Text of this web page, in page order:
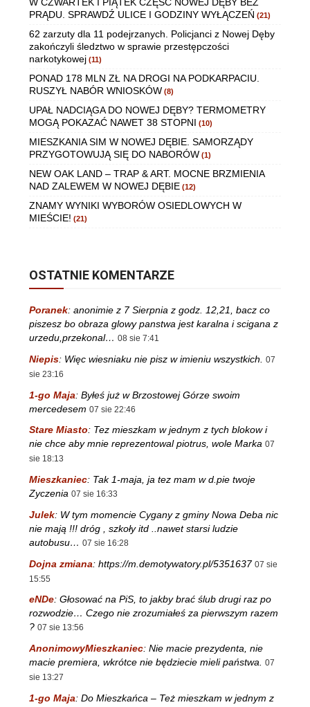
PRĄDU. SPRAWDŹ ULICE I GODZINY WYŁĄCZEŃ (21)
62 zarzuty dla 11 podejrzanych. Policjanci z Nowej Dęby
zakończyli śledztwo w sprawie przestępczości
narkotykowej (11)
PONAD 178 MLN ZŁ NA DROGI NA PODKARPACIU.
RUSZYŁ NABÓR WNIOSKÓW (8)
UPAŁ NADCIĄGA DO NOWEJ DĘBY? TERMOMETRY
MOGĄ POKAZAĆ NAWET 38 STOPNI (10)
MIESZKANIA SIM W NOWEJ DĘBIE. SAMORZĄDY
PRZYGOTOWUJĄ SIĘ DO NABORÓW (1)
NEW OAK LAND – TRAP & ART. MOCNE BRZMIENIA
NAD ZALEWEM W NOWEJ DĘBIE (12)
ZNAMY WYNIKI WYBORÓW OSIEDLOWYCH W
MIEŚCIE! (21)
OSTATNIE KOMENTARZE
Poranek: anonimie z 7 Sierpnia z godz. 12,21, bacz co
piszesz bo obraza glowy panstwa jest karalna i scigana z
urzedu,przekonal… 08 sie 7:41
Niepis: Więc wiesniaku nie pisz w imieniu wszystkich.
07
sie 23:16
1-go Maja: Byłeś już w Brzostowej Górze swoim
mercedesem 07 sie 22:46
Stare Miasto: Tez mieszkam w jednym z tych blokow i
nie chce aby mnie reprezentowal piotrus, wole Marka 07
sie 18:13
Mieszkaniec: Tak 1-maja, ja tez mam w d.pie twoje
Zyczenia 07 sie 16:33
Julek: W tym momencie Cygany z gminy Nowa Deba nic
nie mają !!! dróg , szkoły itd ..nawet starsi ludzie
autobusu… 07 sie 16:28
Dojna zmiana: https://m.demotywatory.pl/5351637 07 sie
15:55
eNDe: Głosować na PiS, to jakby brać ślub drugi raz po
rozwodzie… Czego nie zrozumiałeś za pierwszym razem
? 07 sie 13:56
AnonimowyMieszkaniec: Nie macie prezydenta, nie
macie premiera, wkrótce nie będziecie mieli państwa. 07
sie 13:27
1-go Maja: Do Mieszkańca – Też mieszkam w jednym z